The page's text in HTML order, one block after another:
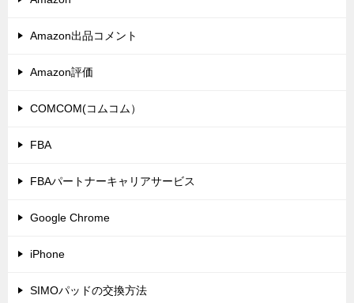
Amazon出品コメント
Amazon評価
COMCOM(コムコム）
FBA
FBAパートナーキャリアサービス
Google Chrome
iPhone
SIMOパッドの交換方法